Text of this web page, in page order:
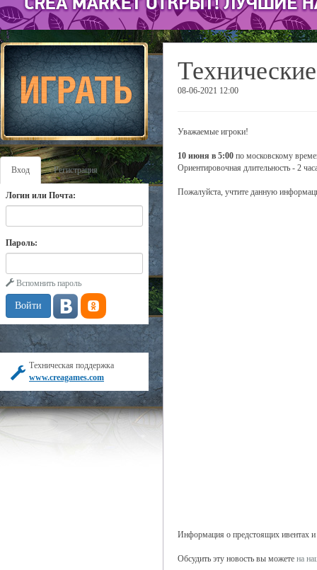
Вход Регистрация
Логин или Почта:
Пароль:
Вспомнить пароль
Техническая поддержка
www.creagames.com
08-06-2021 12:00
Уважаемые игроки!
10 июня в 5:00 по московскому
Ориентировочная длительность - 2
Пожалуйста, учтите данную
Информация о предстоящих ивентах и
Обсудить эту новость вы можете на